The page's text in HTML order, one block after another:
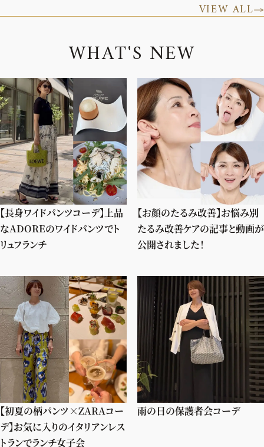
VIEW ALL
WHAT'S NEW
【長身ワイドパンツコーデ】上品
なADOREのワイドパンツでト
リュフランチ
【お顔のたるみ改善】お悩み別
たるみ改善ケアの記事と動画が
公開されました！
【初夏の柄パンツ×ZARAコー
デ】お気に入りのイタリアンレス
トランでランチ女子会
雨の日の保護者会コーデ